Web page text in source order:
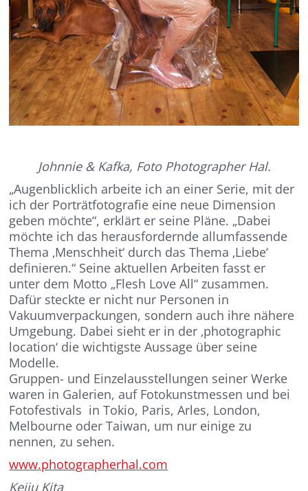
Johnnie & Kafka, Foto Photographer Hal.
„Augenblicklich arbeite ich an einer Serie, mit der
ich der Porträtfotografie eine neue Dimension
geben möchte“, erklärt er seine Pläne. „Dabei
möchte ich das herausfordernde allumfassende
Thema ‚Menschheit‘ durch das Thema ‚Liebe‘
definieren.“ Seine aktuellen Arbeiten fasst er
unter dem Motto „Flesh Love All“ zusammen.
Dafür steckte er nicht nur Personen in
Vakuumverpackungen, sondern auch ihre nähere
Umgebung. Dabei sieht er in der ‚photographic
location‘ die wichtigste Aussage über seine
Modelle.
Gruppen- und Einzelausstellungen seiner Werke
waren in Galerien, auf Fotokunstmessen und bei
Fotofestivals in Tokio, Paris, Arles, London,
Melbourne oder Taiwan, um nur einige zu
nennen, zu sehen.
www.photographerhal.com
Keiju Kita